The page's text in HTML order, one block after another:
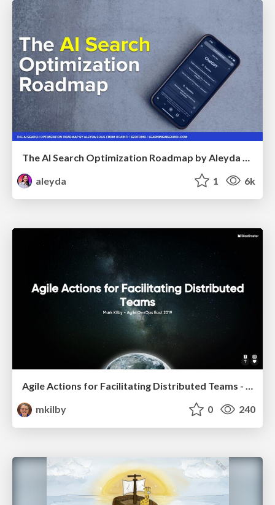
aleyda
1 6k
Agile Actions for Facilitating Distributed Teams - ADO2019
mkilby
0 240